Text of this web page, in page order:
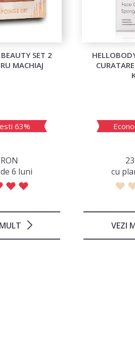
SET 2
MACHIAJ
63%
6 luni
VEZI
сu